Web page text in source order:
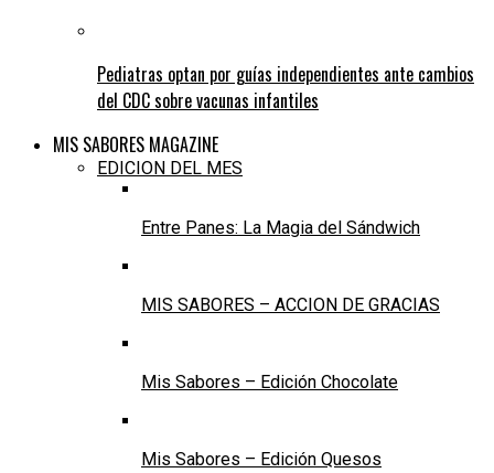
Pediatras optan por guías independientes ante cambios
del CDC sobre vacunas infantiles
MIS SABORES MAGAZINE
EDICION DEL MES
Entre Panes: La Magia del Sándwich
MIS SABORES – ACCION DE GRACIAS
Mis Sabores – Edición Chocolate
Mis Sabores – Edición Quesos